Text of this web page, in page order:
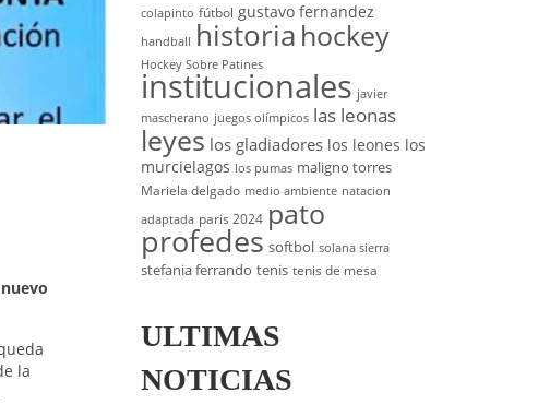
la
colapinto fútbol gustavo fernandez
handball historia hockey
Hockey Sobre Patines
institucionales javier
mascherano juegos olímpicos las leonas
leyes los gladiadores los leones los
murcielagos los pumas maligno torres
Mariela delgado medio ambiente natacion
adaptada paris 2024 pato
profedes softbol solana sierra
stefania ferrando tenis tenis de mesa
ULTIMAS
NOTICIAS